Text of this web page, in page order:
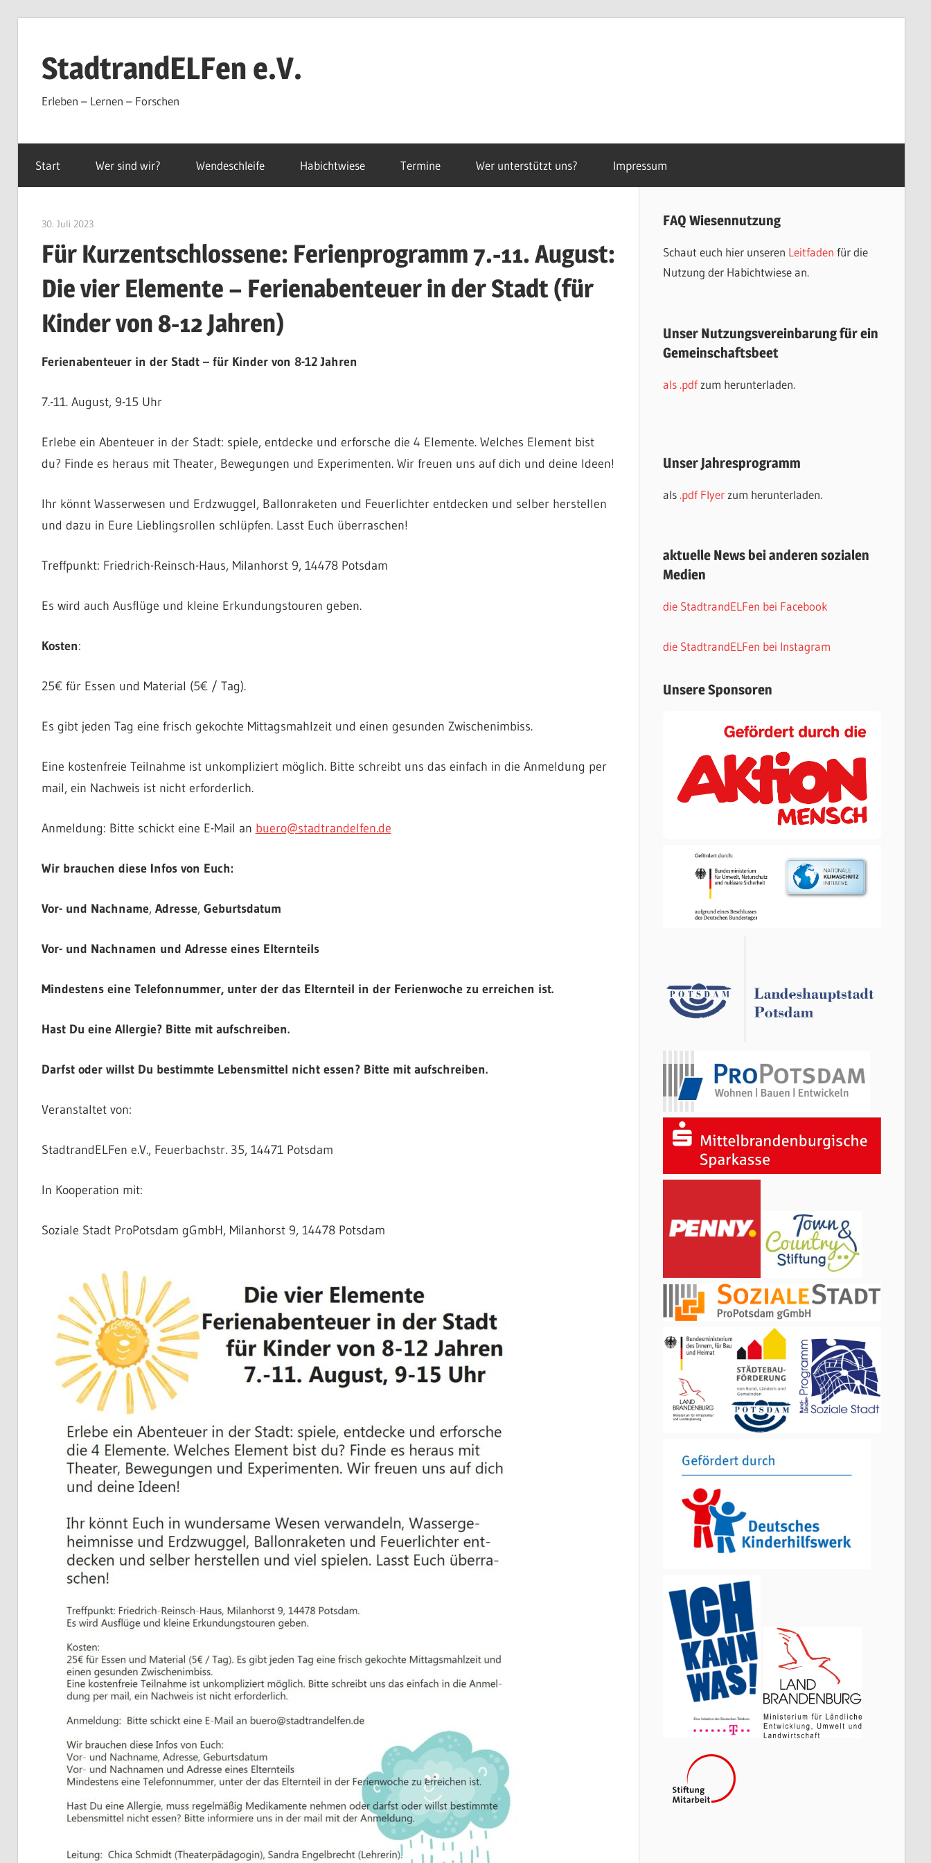
springenStadtrandELFen e.V.
Erleben – Lernen – Forschen
Start Wer sind wir? Wendeschleife Habichtwiese Termine Wer unterstützt uns? Impressum
30. Juli 2023sre-admin-2020
Für Kurzentschlossene: Ferienprogramm 7.-11. August:
Die vier Elemente – Ferienabenteuer in der Stadt (für
Kinder von 8-12 Jahren)
Ferienabenteuer in der Stadt – für Kinder von 8-12 Jahren
7.-11. August, 9-15 Uhr
Erlebe ein Abenteuer in der Stadt: spiele, entdecke und erforsche die 4 Elemente. Welches Element bist
du? Finde es heraus mit Theater, Bewegungen und Experimenten. Wir freuen uns auf dich und deine Ideen!
Ihr könnt Wasserwesen und Erdzwuggel, Ballonraketen und Feuerlichter entdecken und selber herstellen
und dazu in Eure Lieblingsrollen schlüpfen. Lasst Euch überraschen!
Treffpunkt: Friedrich-Reinsch-Haus, Milanhorst 9, 14478 Potsdam
Es wird auch Ausflüge und kleine Erkundungstouren geben.
Kosten:
25€ für Essen und Material (5€ / Tag).
Es gibt jeden Tag eine frisch gekochte Mittagsmahlzeit und einen gesunden Zwischenimbiss.
Eine kostenfreie Teilnahme ist unkompliziert möglich. Bitte schreibt uns das einfach in die Anmeldung per
mail, ein Nachweis ist nicht erforderlich.
Anmeldung: Bitte schickt eine E-Mail an buero@stadtrandelfen.de
Wir brauchen diese Infos von Euch:
Vor- und Nachname, Adresse, Geburtsdatum
Vor- und Nachnamen und Adresse eines Elternteils
Mindestens eine Telefonnummer, unter der das Elternteil in der Ferienwoche zu erreichen ist.
Hast Du eine Allergie? Bitte mit aufschreiben.
Darfst oder willst Du bestimmte Lebensmittel nicht essen? Bitte mit aufschreiben.
Veranstaltet von:
StadtrandELFen e.V., Feuerbachstr. 35, 14471 Potsdam
In Kooperation mit:
Soziale Stadt ProPotsdam gGmbH, Milanhorst 9, 14478 Potsdam
FAQ Wiesennutzung
Schaut euch hier unseren Leitfaden für die
Nutzung der Habichtwiese an.
Unser Nutzungsvereinbarung für ein
Gemeinschaftsbeet
als .pdfzum herunterladen.
Unser Jahresprogramm
als .pdf Flyerzum herunterladen.
aktuelle News bei anderen sozialen
Medien
die StadtrandELFen bei Facebook
die StadtrandELFen bei Instagram
Unsere Sponsoren